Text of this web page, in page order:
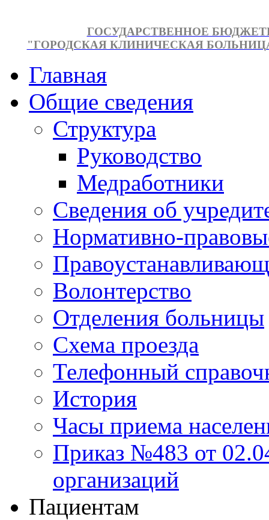
ГОСУДАРСТВЕННОЕ
"ГОРОДСКАЯ КЛИНИЧЕСКАЯ
Главная
Общие сведения
Структура
Руководство
Медработники
Сведения об
Нормативно-
Волонтерство
Отделения больницы
Схема проезда
Телефонный
История
Часы приема
Приказ №483 от
организаций
Пациентам